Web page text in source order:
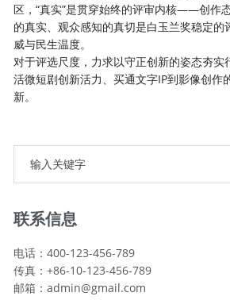
区，“真实”是贯穿始终的评审内核——创作
的真实、观众感知的真切是白玉兰奖稳定的
威与民生温度。
对于评选尺度，力求以守正创新的姿态夯实
活微短剧创新活力、买通文字IP到影像创作
新。
联系信息
电话：400-123-456-789
传真：+86-10-123-456-789
邮箱：admin@gmail.com